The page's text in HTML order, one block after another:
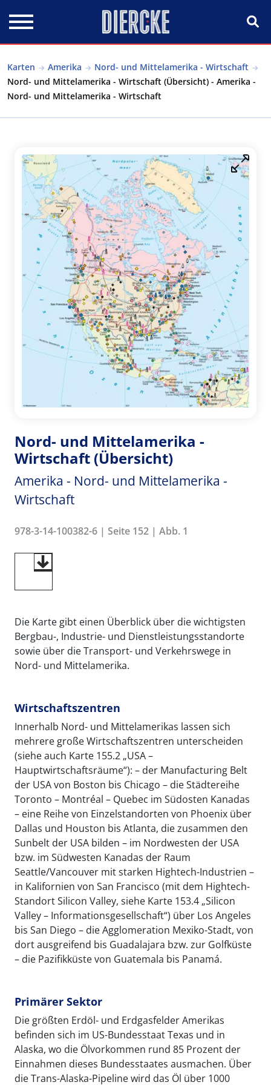
Karten Amerika
Nord- und Mittelamerika - Wirtschaft
Nord- und Mittelamerika - Wirtschaft (Übersicht) - Amerika -
Nord- und Mittelamerika - Wirtschaft
Nord- und Mittelamerika -
Wirtschaft (Übersicht)
Amerika - Nord- und Mittelamerika -
Wirtschaft
978-3-14-100382-6 | Seite 152 | Abb. 1
Die Karte gibt einen Überblick über die wichtigsten
Bergbau-, Industrie- und Dienstleistungsstandorte
sowie über die Transport- und Verkehrswege in
Nord- und Mittelamerika.
Wirtschaftszentren
Innerhalb Nord- und Mittelamerikas lassen sich
mehrere große Wirtschaftszentren unterscheiden
(siehe auch Karte 155.2 „USA –
Hauptwirtschaftsräume“): – der Manufacturing Belt
der USA von Boston bis Chicago – die Städtereihe
Toronto – Montréal – Quebec im Südosten Kanadas
– eine Reihe von Einzelstandorten von Phoenix über
Dallas und Houston bis Atlanta, die zusammen den
Sunbelt der USA bilden – im Nordwesten der USA
bzw. im Südwesten Kanadas der Raum
Seattle/Vancouver mit starken Hightech-Industrien –
in Kalifornien von San Francisco (mit dem Hightech-
Standort Silicon Valley, siehe Karte 153.4 „Silicon
Valley – Informationsgesellschaft“) über Los Angeles
bis San Diego – die Agglomeration Mexiko-Stadt, von
dort ausgreifend bis Guadalajara bzw. zur Golfküste
– die Pazifikküste von Guatemala bis Panamá.
Primärer Sektor
Die größten Erdöl- und Erdgasfelder Amerikas
befinden sich im US-Bundesstaat Texas und in
Alaska, wo die Ölvorkommen rund 85 Prozent der
Einnahmen dieses Bundesstaates ausmachen. Über
die Trans-Alaska-Pipeline wird das Öl über 1000